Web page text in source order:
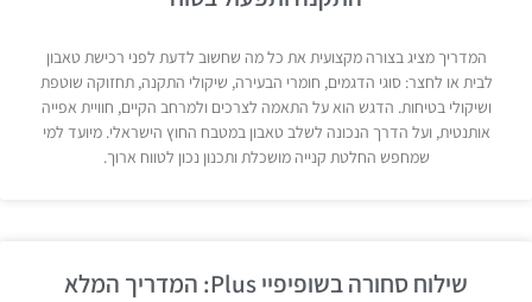
המדריך מציג בצורה מקצועית את כל מה שחשוב לדעת לפני רכישת טאבון
לבית או לחצר: סוגי הדגמים, חומרי הבעירה, שיקולי התקנה, תחזוקה שוטפת
ושיקולי בטיחות. הדגש הוא על התאמה לצרכים ולמרחב הקיים, חוויית אפייה
אותנטית, ועל הדרך הנכונה לשלב טאבון במטבח החוץ הישראלי. מיועד למי
שמחפש החלטת קנייה מושכלת ותכנון נכון לטווח ארוך.
שילוח סחורה בשופיפיי Plus: המדריך המלא